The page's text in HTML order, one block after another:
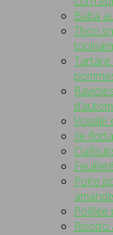
Baba
Thon
Volaille
Ile
Poire
Poêlée
Risotto